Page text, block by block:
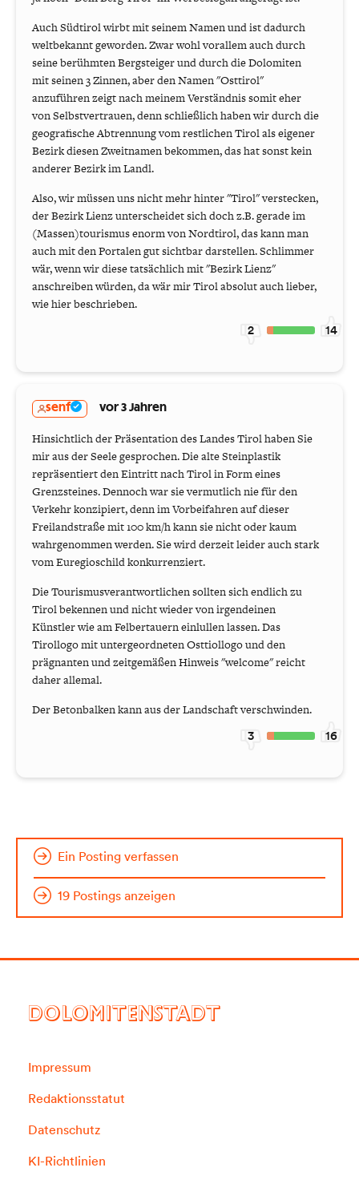
Auch Südtirol wirbt mit seinem Namen und ist dadurch
weltbekannt geworden. Zwar wohl vorallem auch durch
seine berühmten Bergsteiger und durch die Dolomiten
mit seinen 3 Zinnen, aber den Namen "Osttirol"
anzuführen zeigt nach meinem Verständnis somit eher
von Selbstvertrauen, denn schließlich haben wir durch die
geografische Abtrennung vom restlichen Tirol als eigener
Bezirk diesen Zweitnamen bekommen, das hat sonst kein
anderer Bezirk im Landl.
Also, wir müssen uns nicht mehr hinter "Tirol" verstecken,
der Bezirk Lienz unterscheidet sich doch z.B. gerade im
(Massen)tourismus enorm von Nordtirol, das kann man
auch mit den Portalen gut sichtbar darstellen. Schlimmer
wär, wenn wir diese tatsächlich mit "Bezirk Lienz"
anschreiben würden, da wär mir Tirol absolut auch lieber,
wie hier beschrieben.
2 14
senf vor 3 Jahren
Hinsichtlich der Präsentation des Landes Tirol haben Sie
mir aus der Seele gesprochen. Die alte Steinplastik
repräsentiert den Eintritt nach Tirol in Form eines
Grenzsteines. Dennoch war sie vermutlich nie für den
Verkehr konzipiert, denn im Vorbeifahren auf dieser
Freilandstraße mit 100 km/h kann sie nicht oder kaum
wahrgenommen werden. Sie wird derzeit leider auch stark
vom Euregioschild konkurrenziert.
Die Tourismusverantwortlichen sollten sich endlich zu
Tirol bekennen und nicht wieder von irgendeinen
Künstler wie am Felbertauern einlullen lassen. Das
Tirollogo mit untergeordneten Osttiollogo und den
prägnanten und zeitgemäßen Hinweis "welcome" reicht
daher allemal.
Der Betonbalken kann aus der Landschaft verschwinden.
3 16
Ein Posting verfassen
19 Postings anzeigen
DOLOMITENSTADT
Impressum
Redaktionsstatut
Datenschutz
KI-Richtlinien